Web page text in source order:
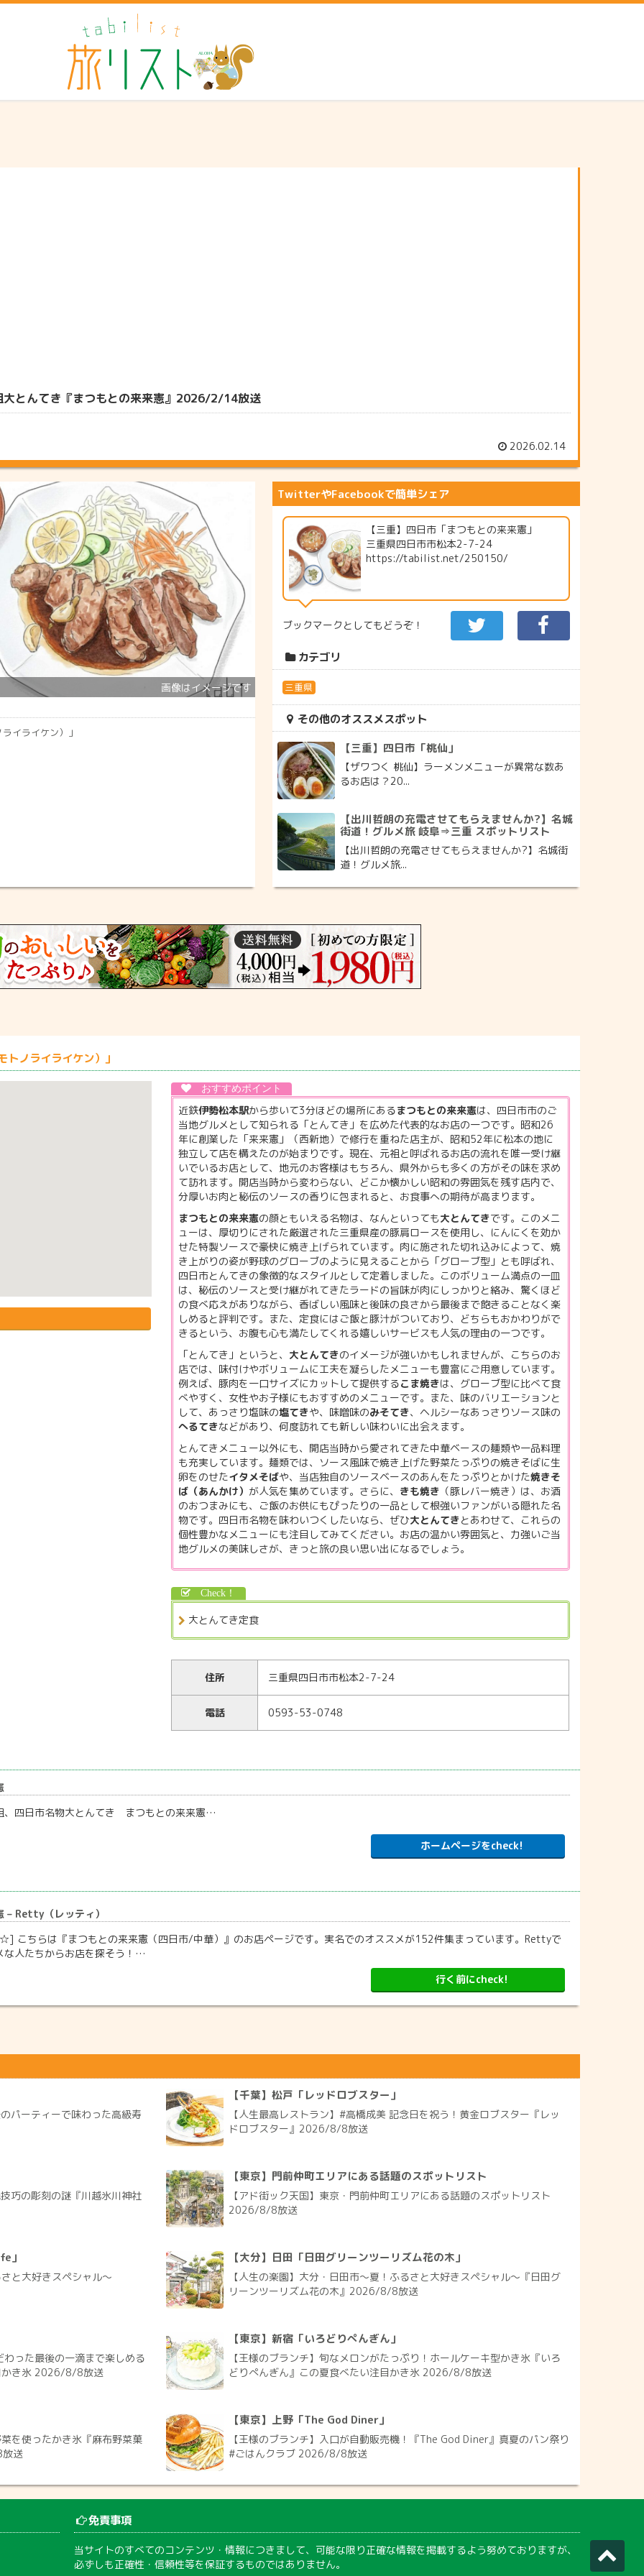
大とんてき『まつもとの来来憲』2026/2/14放送
2026.02.14
イライケン）」
TwitterやFacebookで簡単シェア
【三重】四日市「まつもとの来来憲」
三重県四日市市松本2-7-24
https://tabilist.net/250150/
ブックマークとしてもどうぞ！
カテゴリ
三重県
その他のオススメスポット
【三重】四日市「桃仙」
【ザワつく 桃仙】ラーメンメニューが異常な数あ
るお店は？20...
【出川哲朗の充電させてもらえませんか?】名城
街道！グルメ旅 岐阜⇒三重 スポットリスト
【出川哲朗の充電させてもらえませんか?】名城街
道！グルメ旅...
ノライライケン）」
近鉄伊勢松本駅から歩いて3分ほどの場所にあるまつもとの来来憲は、四日市市のご
当地グルメとして知られる「とんてき」を広めた代表的なお店の一つです。昭和26
年に創業した「来来憲」（西新地）で修行を重ねた店主が、昭和52年に松本の地に
独立して店を構えたのが始まりです。現在、元祖と呼ばれるお店の流れを唯一受け継
いでいるお店として、地元のお客様はもちろん、県外からも多くの方がその味を求め
て訪れます。開店当時から変わらない、どこか懐かしい昭和の雰囲気を残す店内で、
分厚いお肉と秘伝のソースの香りに包まれると、お食事への期待が高まります。
まつもとの来来憲の顔ともいえる名物は、なんといっても大とんてきです。このメニ
ューは、厚切りにされた厳選された三重県産の豚肩ロースを使用し、にんにくを効か
せた特製ソースで豪快に焼き上げられています。肉に施された切れ込みによって、焼
き上がりの姿が野球のグローブのように見えることから「グローブ型」とも呼ばれ、
四日市とんてきの象徴的なスタイルとして定着しました。このボリューム満点の一皿
は、秘伝のソースと受け継がれてきたラードの旨味が肉にしっかりと絡み、驚くほど
の食べ応えがありながら、香ばしい風味と後味の良さから最後まで飽きることなく楽
しめると評判です。また、定食にはご飯と豚汁がついており、どちらもおかわりがで
きるという、お腹も心も満たしてくれる嬉しいサービスも人気の理由の一つです。
「とんてき」というと、 大とんてきのイメージが強いかもしれませんが、こちらのお
店では、味付けやボリュームに工夫を凝らしたメニューも豊富にご用意しています。
例えば、豚肉を一口サイズにカットして提供するこま焼きは、グローブ型に比べて食
べやすく、女性やお子様にもおすすめのメニューです。また、味のバリエーションと
して、あっさり塩味の塩てきや、味噌味のみそてき、ヘルシーなあっさりソース味の
へるてきなどがあり、何度訪れても新しい味わいに出会えます。
とんてきメニュー以外にも、開店当時から愛されてきた中華ベースの麺類や一品料理
も充実しています。麺類では、ソース風味で焼き上げた野菜たっぷりの焼きそばに生
卵をのせたイタメそばや、当店独自のソースベースのあんをたっぷりとかけた焼きそ
ば（あんかけ） が人気を集めています。さらに、 きも焼き （豚レバー焼き）は、お酒
のおつまみにも、ご飯のお供にもぴったりの一品として根強いファンがいる隠れた名
物です。四日市名物を味わいつくしたいなら、ぜひ大とんてきとあわせて、これらの
個性豊かなメニューにも注目してみてください。お店の温かい雰囲気と、力強いご当
地グルメの美味しさが、きっと旅の良い思い出になるでしょう。
大とんてき定食
住所 三重県四日市市松本2-7-24
電話 0593-53-0748
、四日市名物大とんてき まつもとの来来憲…
ホームページをcheck!
– Retty（レッティ）
こちらは『まつもとの来来憲（四日市/中華）』のお店ページです。実名でのオススメが152件集まっています。Rettyで
な人たちからお店を探そう！…
行く前にcheck!
パーティーで味わった高級寿
【千葉】松戸「レッドロブスター」
【人生最高レストラン】#高橋成美 記念日を祝う！黄金ロブスター『レッ
ドロブスター』2026/8/8放送
巧の彫刻の謎『川越氷川神社
【東京】門前仲町エリアにある話題のスポットリスト
【アド街ック天国】東京・門前仲町エリアにある話題のスポットリスト
2026/8/8放送
」
と大好きスペシャル～
【大分】日田「日田グリーンツーリズム花の木」
【人生の楽園】大分・日田市～夏！ふるさと大好きスペシャル～『日田グ
リーンツーリズム花の木』2026/8/8放送
わった最後の一滴まで楽しめる
かき氷 2026/8/8放送
【東京】新宿「いろどりぺんぎん」
【王様のブランチ】旬なメロンがたっぷり！ホールケーキ型かき氷『いろ
どりぺんぎん』この夏食べたい注目かき氷 2026/8/8放送
を使ったかき氷『麻布野菜菓
送
【東京】上野「The God Diner」
【王様のブランチ】入口が自動販売機！『The God Diner』真夏のパン祭り
#ごはんクラブ 2026/8/8放送
免責事項
当サイトのすべてのコンテンツ・情報につきまして、可能な限り正確な情報を掲載するよう努めておりますが、
必ずしも正確性・信頼性等を保証するものではありません。